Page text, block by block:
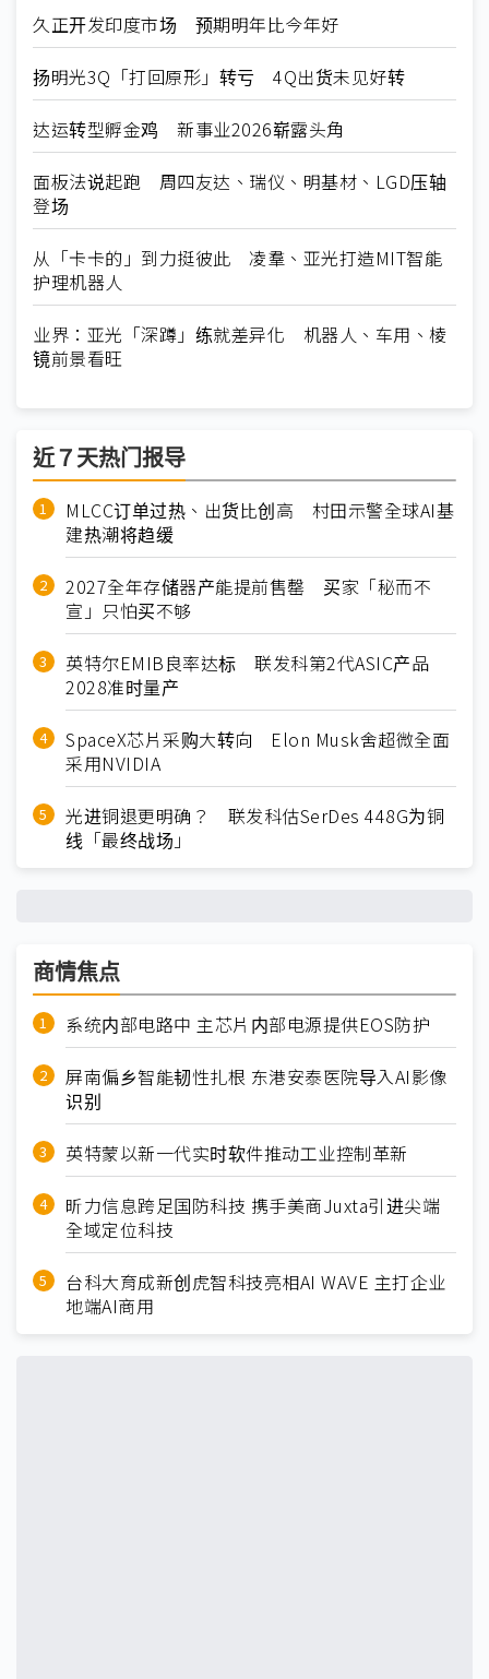
久正开发印度市场 预期明年比今年好
扬明光3Q「打回原形」转亏 4Q出货未见好转
达运转型孵金鸡 新事业2026崭露头角
面板法说起跑 周四友达、瑞仪、明基材、LGD压轴
登场
从「卡卡的」到力挺彼此 凌羣、亚光打造MIT智能
护理机器人
业界：亚光「深蹲」练就差异化 机器人、车用、棱
镜前景看旺
近７天热门报导
MLCC订单过热、出货比创高 村田示警全球AI基
建热潮将趋缓
2027全年存储器产能提前售罄 买家「秘而不
宣」只怕买不够
英特尔EMIB良率达标 联发科第2代ASIC产品
2028准时量产
SpaceX芯片采购大转向 Elon Musk舍超微全面
采用NVIDIA
光进铜退更明确？ 联发科估SerDes 448G为铜
线「最终战场」
商情焦点
系统内部电路中 主芯片内部电源提供EOS防护
屏南偏乡智能韧性扎根 东港安泰医院导入AI影像
识别
英特蒙以新一代实时软件推动工业控制革新
昕力信息跨足国防科技 携手美商Juxta引进尖端
全域定位科技
台科大育成新创虎智科技亮相AI WAVE 主打企业
地端AI商用